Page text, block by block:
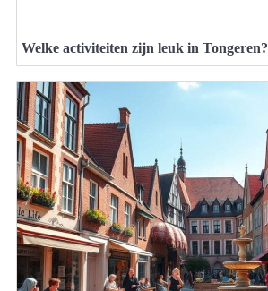
Welke activiteiten zijn leuk in Tongeren?